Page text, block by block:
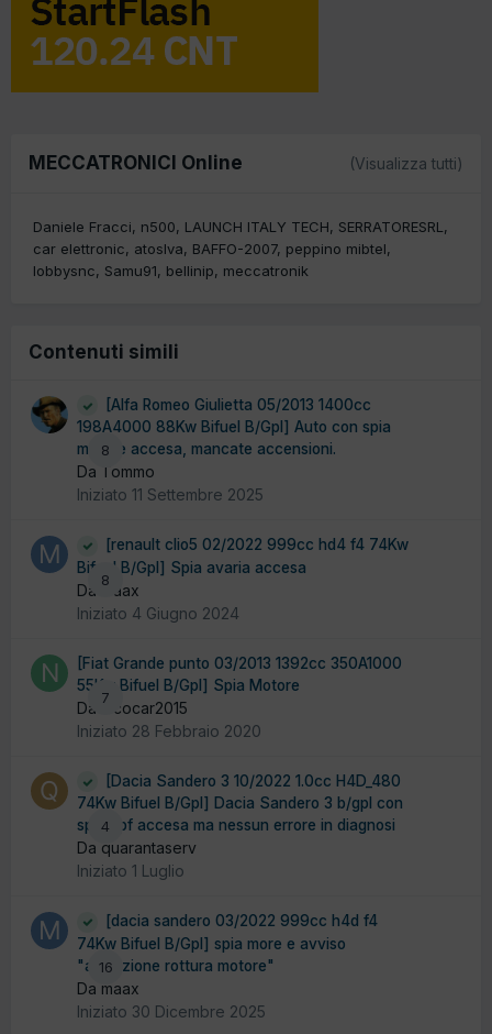
MECCATRONICI Online (Visualizza tutti)
Daniele Fracci n500 LAUNCH ITALY TECH
SERRATORESRL
car elettronic
atoslva BAFFO-2007 peppino mibtel
lobbysnc
Samu91 bellinip meccatronik
Contenuti simili
8
[Alfa Romeo Giulietta 05/2013 1400cc
198A4000 88Kw Bifuel B/Gpl] Auto con spia
motore accesa, mancate accensioni.
Da Tommo
Iniziato 11 Settembre 2025
8
[renault clio5 02/2022 999cc hd4 f4 74Kw
Bifuel B/Gpl] Spia avaria accesa
Da maax
Iniziato 4 Giugno 2024
7
[Fiat Grande punto 03/2013 1392cc 350A1000
55Kw Bifuel B/Gpl] Spia Motore
Da nicocar2015
Iniziato 28 Febbraio 2020
4
[Dacia Sandero 3 10/2022 1.0cc H4D_480
74Kw Bifuel B/Gpl] Dacia Sandero 3 b/gpl con
spia gpf accesa ma nessun errore in diagnosi
Da quarantaserv
Iniziato 1 Luglio
16
[dacia sandero 03/2022 999cc h4d f4
74Kw Bifuel B/Gpl] spia more e avviso
"attenzione rottura motore"
Da maax
Iniziato 30 Dicembre 2025